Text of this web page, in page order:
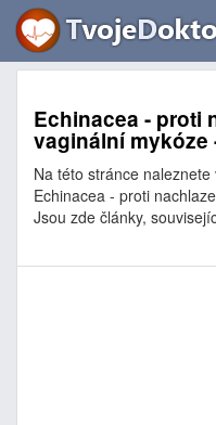
Echinacea - proti
vaginální mykóze
Na této stránce
Echinacea - proti
Jsou zde články,